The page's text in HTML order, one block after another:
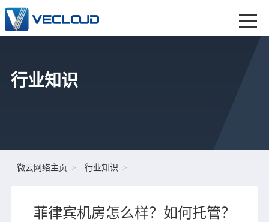
行业知识
微云网络主页 行业知识
菲律宾机房怎么样？如何托管？